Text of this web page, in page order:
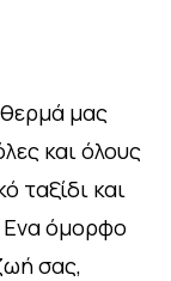
θερμά μας
και όλους
ταξίδι και
Ενα όμορφο
σας,